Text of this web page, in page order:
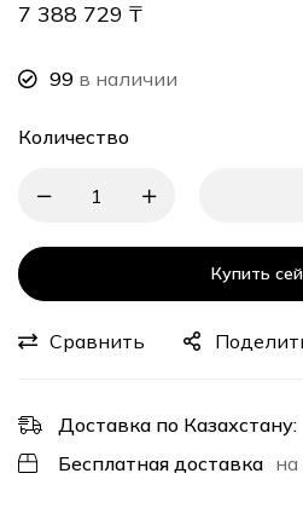
7 388 729 ₸
99 в наличии
Количество
Купить
Сравнить
Доставка по Казахстану:
Бесплатная доставка на